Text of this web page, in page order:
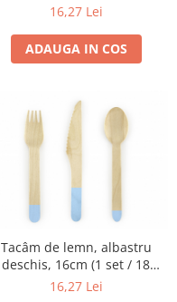
16,27 Lei
ADAUGA IN COS
Tacâm de lemn, albastru
deschis, 16cm (1 set / 18
bucăți)
16,27 Lei